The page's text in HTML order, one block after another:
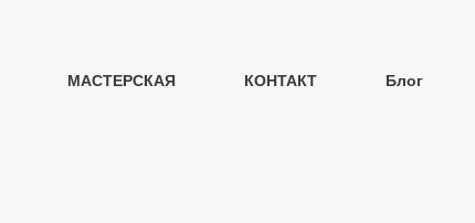
МАСТЕРСКАЯ КОНТАКТ Блог